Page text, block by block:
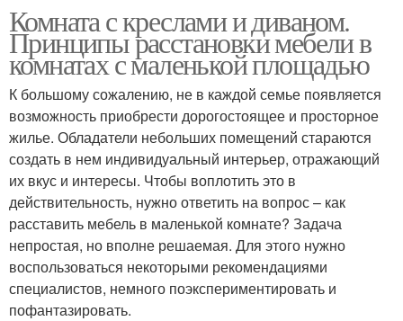
Комната с креслами и диваном.
Принципы расстановки мебели в
комнатах с маленькой площадью
К большому сожалению, не в каждой семье появляется
возможность приобрести дорогостоящее и просторное
жилье. Обладатели небольших помещений стараются
создать в нем индивидуальный интерьер, отражающий
их вкус и интересы. Чтобы воплотить это в
действительность, нужно ответить на вопрос – как
расставить мебель в маленькой комнате? Задача
непростая, но вполне решаемая. Для этого нужно
воспользоваться некоторыми рекомендациями
специалистов, немного поэкспериментировать и
пофантазировать.